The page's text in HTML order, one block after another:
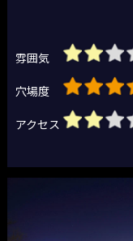
雰囲気
穴場度
アクセス